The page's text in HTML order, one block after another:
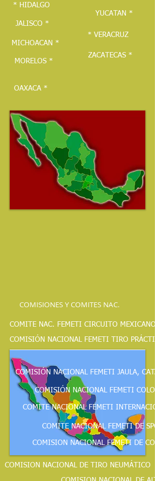
* HIDALGO
YUCATAN *
JALISCO *
MICHOACAN *
MORELOS *
* VERACRUZ
ZACATECAS *
OAXACA *
COMISIONES Y COMITES NAC.
COMITE NAC. FEMETI CIRCUITO
COMISIÓN NACIONAL FEMETI TIRO
COMISIÓN NACIONAL FEMETI JAULA,
COMISIÓN NACIONAL FEMETI
COMISION NACIONAL FEMETI DE
COMITE NACIONAL FEMETI
COMITE NACIONAL FEMETI DE
COMISION NACIONAL DE TIRO NEUMÁTICO